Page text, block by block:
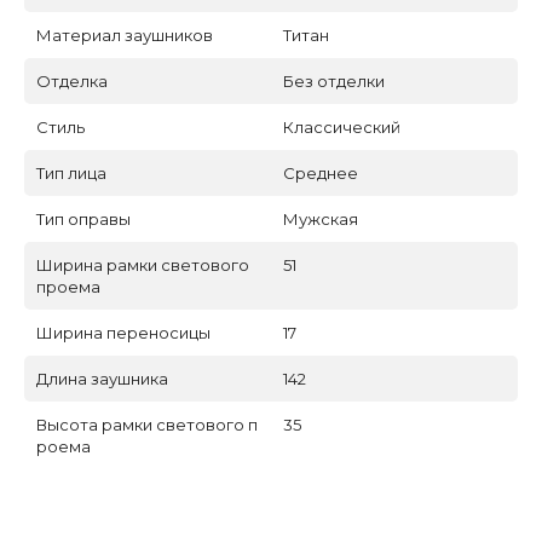
Материал заушников Титан
Отделка Без отделки
Стиль Классический
Тип лица Среднее
Тип оправы Мужская
Ширина рамки светового
проема
51
Ширина переносицы 17
Длина заушника 142
Высота рамки светового п
роема
35